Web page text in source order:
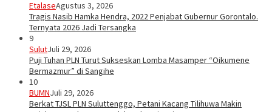
EtalaseAgustus 3, 2026
Tragis Nasib Hamka Hendra, 2022 Penjabat Gubernur Gorontalo.
Ternyata 2026 Jadi Tersangka
9
SulutJuli 29, 2026
Puji Tuhan PLN Turut Sukseskan Lomba Masamper “Oikumene
Bermazmur” di Sangihe
10
BUMNJuli 29, 2026
Berkat TJSL PLN Suluttenggo, Petani Kacang Tilihuwa Makin